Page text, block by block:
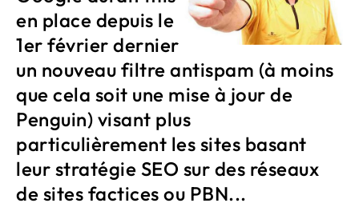
en place depuis le
1er février dernier
un nouveau filtre antispam (à moins
que cela soit une mise à jour de
Penguin) visant plus
particulièrement les sites basant
leur stratégie SEO sur des réseaux
de sites factices ou PBN...